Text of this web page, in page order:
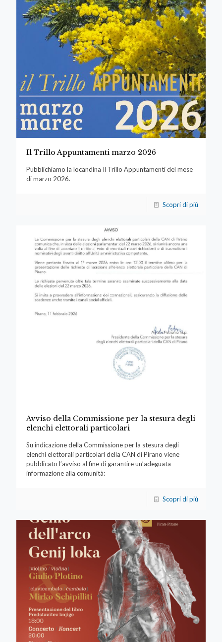
Il Trillo Appuntamenti marzo 2026
Pubblichiamo la locandina Il Trillo Appuntamenti del mese
di marzo 2026.
Scopri di più
Avviso della Commissione per la stesura degli
elenchi elettorali particolari
Su indicazione della Commissione per la stesura degli
elenchi elettorali particolari della CAN di Pirano viene
pubblicato l’avviso al fine di garantire un’adeguata
informazione alla comunità:
Scopri di più